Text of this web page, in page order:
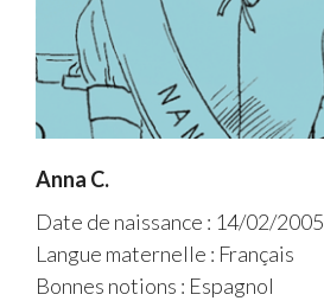
Anna C.
Date de naissance : 14/02/2005
Langue maternelle : Français
Bonnes notions : Espagnol